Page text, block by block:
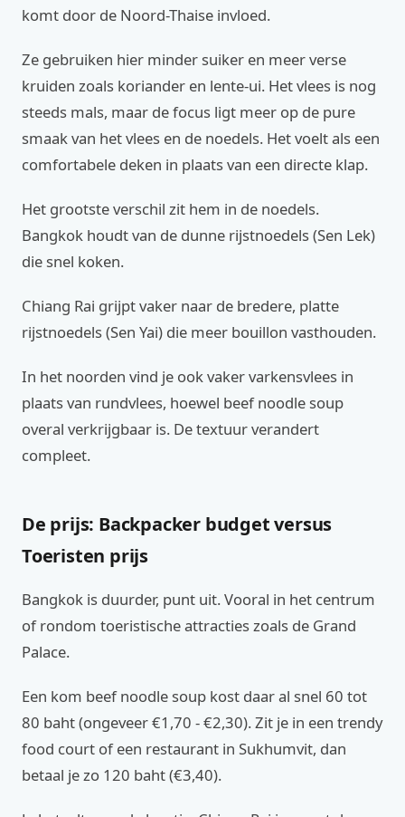
komt door de Noord-Thaise invloed.
Ze gebruiken hier minder suiker en meer verse
kruiden zoals koriander en lente-ui. Het vlees is nog
steeds mals, maar de focus ligt meer op de pure
smaak van het vlees en de noedels. Het voelt als een
comfortabele deken in plaats van een directe klap.
Het grootste verschil zit hem in de noedels.
Bangkok houdt van de dunne rijstnoedels (Sen Lek)
die snel koken.
Chiang Rai grijpt vaker naar de bredere, platte
rijstnoedels (Sen Yai) die meer bouillon vasthouden.
In het noorden vind je ook vaker varkensvlees in
plaats van rundvlees, hoewel beef noodle soup
overal verkrijgbaar is. De textuur verandert
compleet.
De prijs: Backpacker budget versus
Toeristen prijs
Bangkok is duurder, punt uit. Vooral in het centrum
of rondom toeristische attracties zoals de Grand
Palace.
Een kom beef noodle soup kost daar al snel 60 tot
80 baht (ongeveer €1,70 - €2,30). Zit je in een trendy
food court of een restaurant in Sukhumvit, dan
betaal je zo 120 baht (€3,40).